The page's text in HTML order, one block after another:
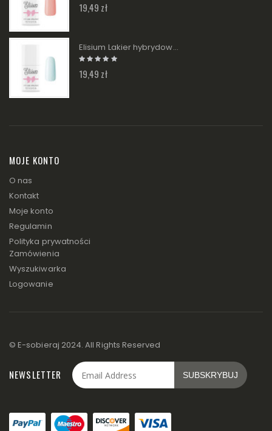
19,49 zł
Elisium Lakier hybrydowy - 021 Blue Sky 9g
19,49 zł
MOJE KONTO
O nas
Kontakt
Moje konto
Regulamin
Polityka prywatności
Zamówienia
Wyszukiwarka
Logowanie
© E-sobieraj 2024. All Rights Reserved
NEWSLETTER SUBSKRYBUJ